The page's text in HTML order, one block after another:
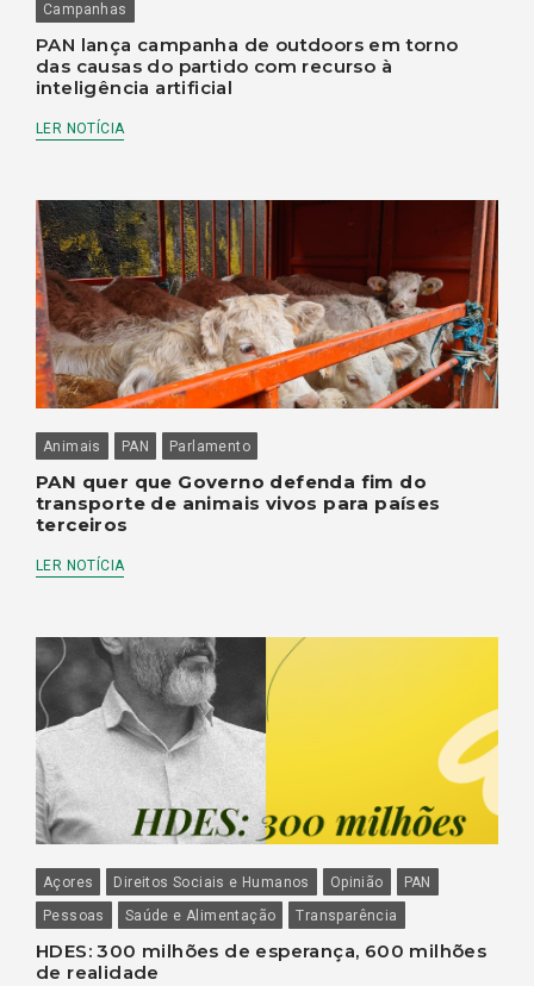
Campanhas
PAN lança campanha de outdoors em torno
das causas do partido com recurso à
inteligência artificial
LER NOTÍCIA
Animais PAN Parlamento
PAN quer que Governo defenda fim do
transporte de animais vivos para países
terceiros
LER NOTÍCIA
Açores Direitos Sociais e Humanos Opinião
PAN
Pessoas
Saúde e Alimentação Transparência
HDES: 300 milhões de esperança, 600 milhões
de realidade